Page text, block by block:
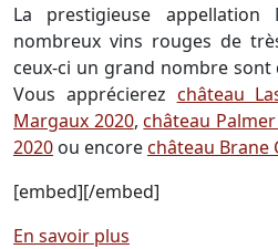
La prestigieuse
nombreux vins rouges de
ceux-ci un grand nombre sont
Vous apprécierez château
Margaux 2020,château
2020 ou encorechâteau Brane
[embed][/embed]
En savoir plus